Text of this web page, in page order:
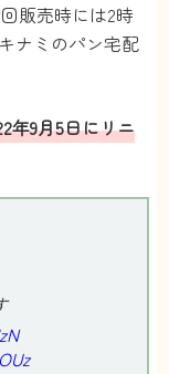
販売時には2時
ナミのパン宅配
年9月5日にリニ